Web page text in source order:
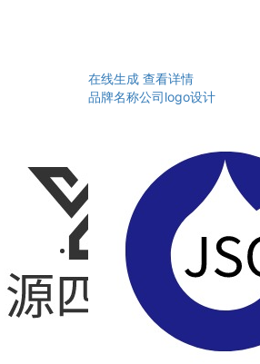
在线生成 查看详情
品牌名称公司logo设计